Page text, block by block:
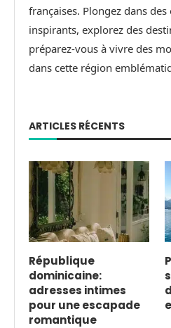
françaises. Plongez dans
inspirants, explorez des
préparez-vous à vivre des
dans cette région
ARTICLES RÉCENTS
République
dominicaine:
adresses intimes
pour une escapade
romantique